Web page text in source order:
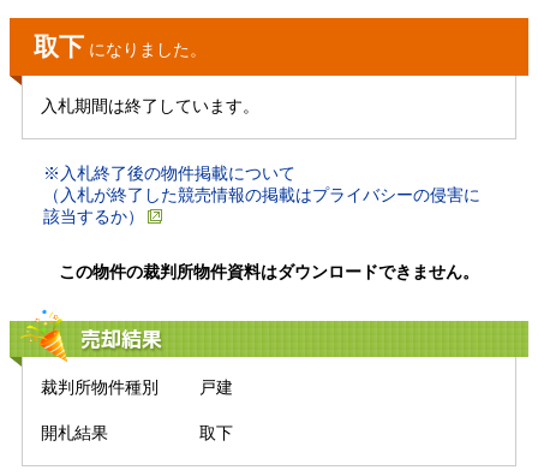
取下 になりました。
入札期間は終了しています。
※入札終了後の物件掲載について
（入札が終了した競売情報の掲載はプライバシーの侵害に
該当するか）
この物件の裁判所物件資料はダウンロードできません。
売却結果
裁判所物件種別 戸建
開札結果 取下